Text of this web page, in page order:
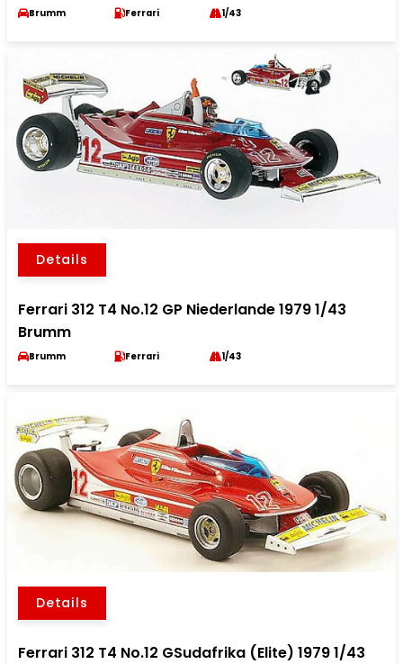
Brumm Ferrari 1/43
Details
Ferrari 312 T4 No.12 GP Niederlande 1979 1/43
Brumm
Brumm Ferrari 1/43
Details
Ferrari 312 T4 No.12 GSudafrika (Elite) 1979 1/43